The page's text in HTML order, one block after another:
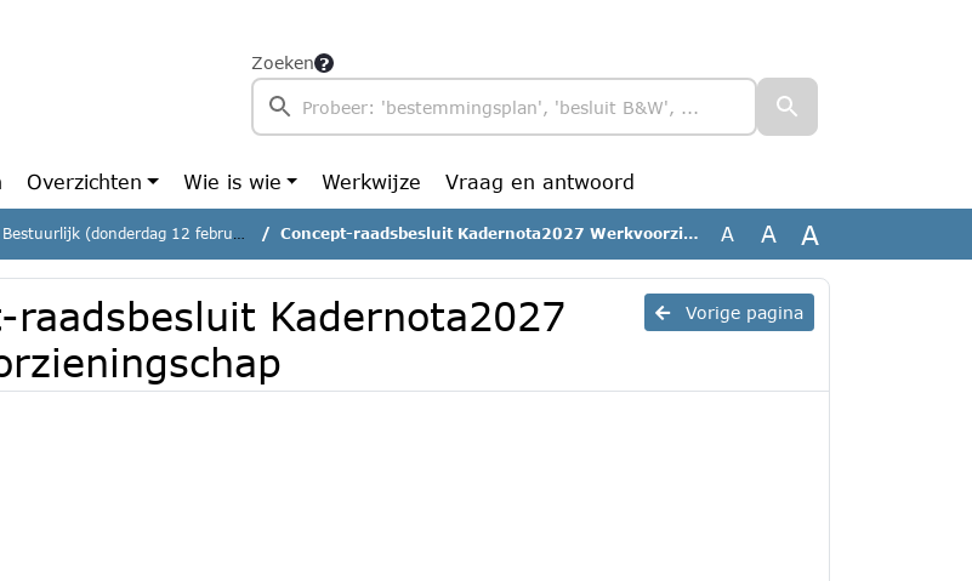
Zoeken
Overzichten Wie is wie Werkwijze Vraag en antwoord
(donderdag 12 februari 2026) Concept-raadsbesluit Kadernota2027 Werkvoorzieningschap A A A
Vorige pagina
raadsbesluit Kadernota2027